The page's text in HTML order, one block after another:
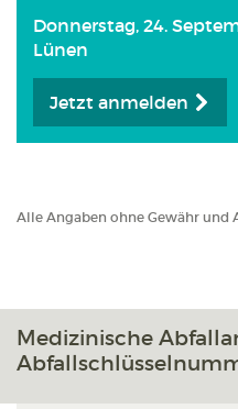
Donnerstag, 24.
Lünen
Jetzt anmelden
Alle Angaben ohne Gewähr und
Medizinische